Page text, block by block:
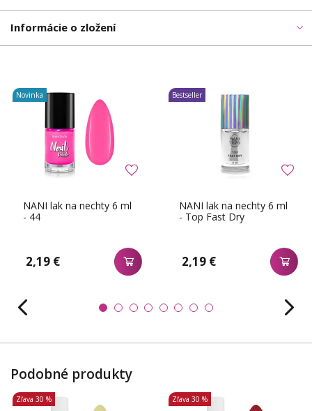
Informácie o zložení
NANI lak na nechty 6 ml
- 44
2,19 €
Novinka
NANI lak na nechty 6 ml
- Top Fast Dry
2,19 €
Bestseller
Podobné produkty
Zľava 30 % Zľava 30 %